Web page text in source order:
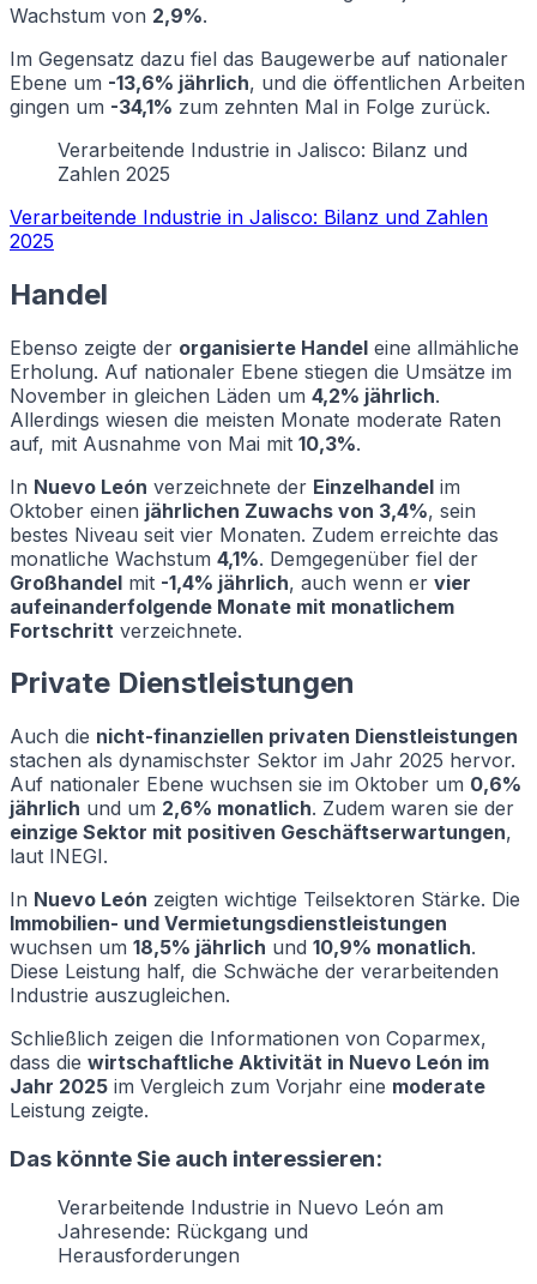
Wachstum von 2,9%.
Im Gegensatz dazu fiel das Baugewerbe auf nationaler
Ebene um -13,6% jährlich, und die öffentlichen Arbeiten
gingen um -34,1% zum zehnten Mal in Folge zurück.
Verarbeitende Industrie in Jalisco: Bilanz und
Zahlen 2025
Verarbeitende Industrie in Jalisco: Bilanz und Zahlen
2025
Handel
Ebenso zeigte der organisierte Handel eine allmähliche
Erholung. Auf nationaler Ebene stiegen die Umsätze im
November in gleichen Läden um 4,2% jährlich.
Allerdings wiesen die meisten Monate moderate Raten
auf, mit Ausnahme von Mai mit 10,3%.
In Nuevo León verzeichnete der Einzelhandel im
Oktober einen jährlichen Zuwachs von 3,4%, sein
bestes Niveau seit vier Monaten. Zudem erreichte das
monatliche Wachstum 4,1%. Demgegenüber fiel der
Großhandel mit -1,4% jährlich, auch wenn er vier
aufeinanderfolgende Monate mit monatlichem
Fortschritt verzeichnete.
Private Dienstleistungen
Auch die nicht-finanziellen privaten Dienstleistungen
stachen als dynamischster Sektor im Jahr 2025 hervor.
Auf nationaler Ebene wuchsen sie im Oktober um 0,6%
jährlich und um 2,6% monatlich. Zudem waren sie der
einzige Sektor mit positiven Geschäftserwartungen,
laut INEGI.
In Nuevo León zeigten wichtige Teilsektoren Stärke. Die
Immobilien- und Vermietungsdienstleistungen
wuchsen um 18,5% jährlich und 10,9% monatlich.
Diese Leistung half, die Schwäche der verarbeitenden
Industrie auszugleichen.
Schließlich zeigen die Informationen von Coparmex,
dass die wirtschaftliche Aktivität in Nuevo León im
Jahr 2025 im Vergleich zum Vorjahr eine moderate
Leistung zeigte.
Das könnte Sie auch interessieren:
Verarbeitende Industrie in Nuevo León am
Jahresende: Rückgang und
Herausforderungen